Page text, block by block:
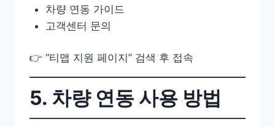
차량 연동 가이드
고객센터 문의
👉 “티맵 지원 페이지” 검색 후 접속
5. 차량 연동 사용 방법